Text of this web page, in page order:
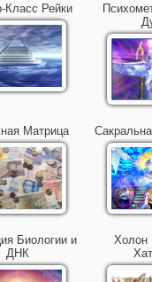
Класс Рейки
Матрица
Биологии и
ДНК
Холон